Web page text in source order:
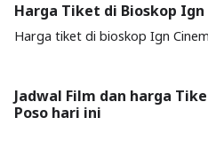
Harga Tiket di Bioskop Ign
Harga tiket di bioskop Ign
Jadwal Film dan harga
Poso hari ini